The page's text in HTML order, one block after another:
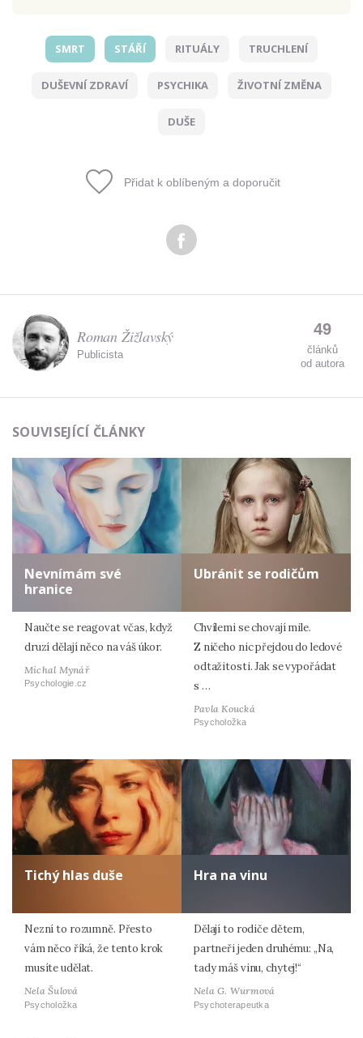
SMRT STÁŘÍ RITUÁLY TRUCHLENÍ
DUŠEVNÍ ZDRAVÍ PSYCHIKA ŽIVOTNÍ ZMĚNA
DUŠE
Přidat k oblíbeným a doporučit
Roman Žižlavský
Publicista
49
článků
od autora
SOUVISEJÍCÍ ČLÁNKY
Nevnímám své
hranice
Naučte se reagovat včas, když
druzí dělají něco na váš úkor.
Michal Mynář
Psychologie.cz
Ubránit se rodičům
Chvílemi se chovají mile.
Z ničeho nic přejdou do ledové
odtažitosti. Jak se vypořádat
s …
Pavla Koucká
Psycholožka
Tichý hlas duše
Nezní to rozumně. Přesto
vám něco říká, že tento krok
musíte udělat.
Nela Šulová
Psycholožka
Hra na vinu
Dělají to rodiče dětem,
partneři jeden druhému: „Na,
tady máš vinu, chytej!“
Nela G. Wurmová
Psychoterapeutka